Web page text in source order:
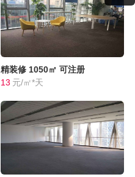
精装修 1050㎡ 可注册
13 元/㎡*天